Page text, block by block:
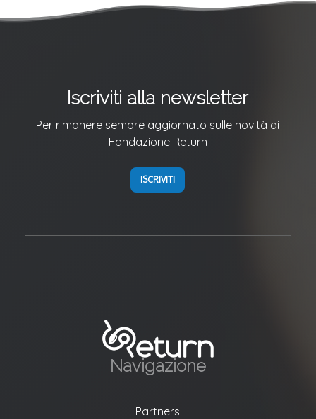
Iscriviti alla newsletter
Per rimanere sempre aggiornato sulle novità di
Fondazione Return
ISCRIVITI
Navigazione
Partners